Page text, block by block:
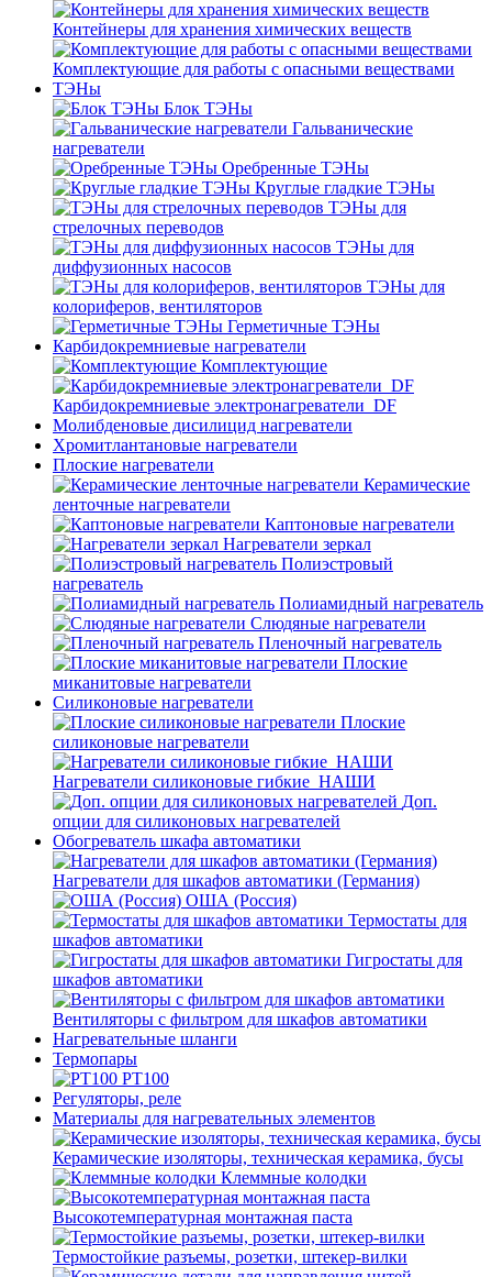
Контейнеры для хранения химических веществ
Комплектующие для работы с опасными веществами
ТЭНы
Блок ТЭНы
Гальванические
нагреватели
Оребренные ТЭНы
Круглые гладкие ТЭНы
ТЭНы для
стрелочных переводов
ТЭНы для
диффузионных насосов
ТЭНы для
колориферов, вентиляторов
Герметичные ТЭНы
Карбидокремниевые нагреватели
Комплектующие
Карбидокремниевые электронагреватели_DF
Молибденовые дисилицид нагреватели
Хромитлантановые нагреватели
Плоские нагреватели
Керамические
ленточные нагреватели
Каптоновые нагреватели
Нагреватели зеркал
Полиэстровый
нагреватель
Полиамидный нагреватель
Слюдяные нагреватели
Пленочный нагреватель
Плоские
миканитовые нагреватели
Силиконовые нагреватели
Плоские
силиконовые нагреватели
Нагреватели силиконовые гибкие_НАШИ
Доп.
опции для силиконовых нагревателей
Обогреватель шкафа автоматики
Нагреватели для шкафов автоматики (Германия)
ОША (Россия)
Термостаты для
шкафов автоматики
Гигростаты для
шкафов автоматики
Вентиляторы с фильтром для шкафов автоматики
Нагревательные шланги
Термопары
PT100
Регуляторы, реле
Материалы для нагревательных элементов
Керамические изоляторы, техническая керамика, бусы
Клеммные колодки
Высокотемпературная монтажная паста
Термостойкие разъемы, розетки, штекер-вилки